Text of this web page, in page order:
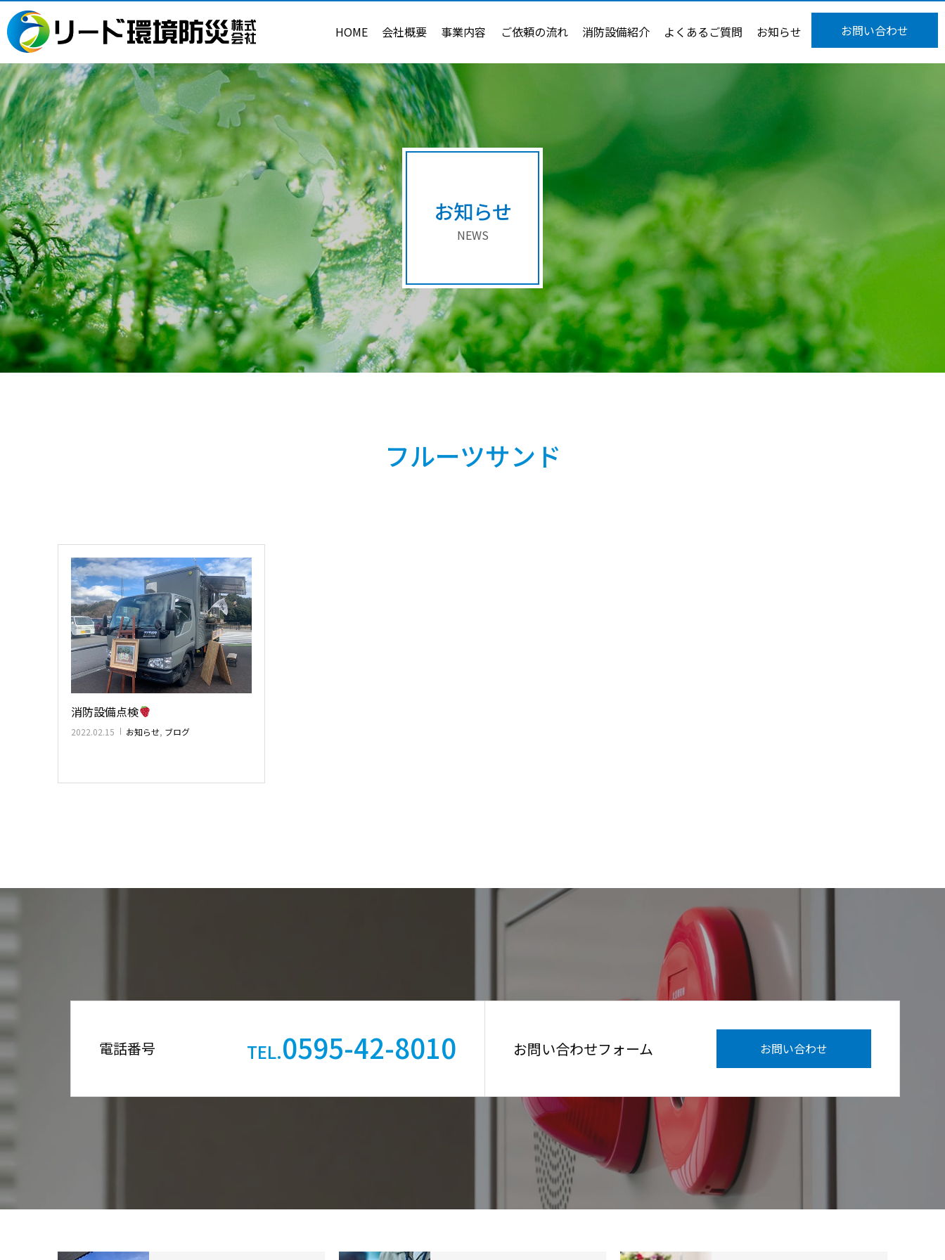
お問い合わせ
HOME 会社概要 事業内容 ご依頼の流れ 消防設備紹介 よくあるご質問 お知らせ
お知らせ
NEWS
フルーツサンド
消防設備点検
2022.02.15 お知らせ, ブログ
電話番号 TEL.0595-42-8010 お問い合わせフォーム お問い合わせ